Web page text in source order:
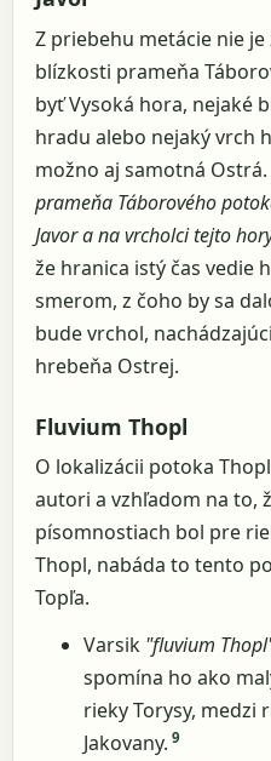
Z priebehu metácie nie
blízkosti prameňa
byť Vysoká hora, nejaké
hradu alebo nejaký vrch
možno aj samotná
prameňa Táborového
Javor a na vrcholci tejto
že hranica istý čas vedie
smerom, z čoho by sa
bude vrchol,
hrebeňa Ostrej.
Fluvium Thopl
O lokalizácii potoka
autori a vzhľadom na to,
písomnostiach bol pre
Thopl, nabáda to tento
Topľa.
Varsik "fluvium
spomína ho ako
rieky Torysy, medzi
Jakovany. 9